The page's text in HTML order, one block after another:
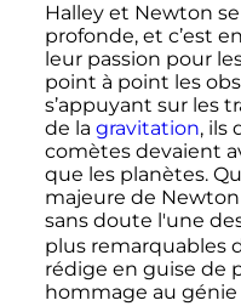
Halley et Newton
profonde, et c’est
leur passion pour
point à point les
s’appuyant sur les
de la gravitation, ils
comètes devaient
que les planètes.
majeure de Newton
sans doute l'une
plus remarquables
rédige en guise de
hommage au